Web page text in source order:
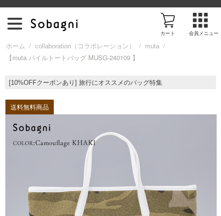
テ
カート 会員メニュー
ホーム / collaboration（コラボレーション） / muta /
【muta パイルトートバッグ MUSG-240109 】
[10%OFFクーポンあり] 旅行にオススメのバッグ特集
送料無料商品